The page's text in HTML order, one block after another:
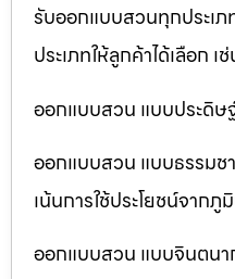
รับออกแบบสวนทุกประเ
ประเภทให้ลูกค้าได้เลือก เ
ออกแบบสวน แบบประดิษ
ออกแบบสวน แบบธรรมช
เน้นการใช้ประโยชน์จากภู
ออกแบบสวน แบบจินตนา